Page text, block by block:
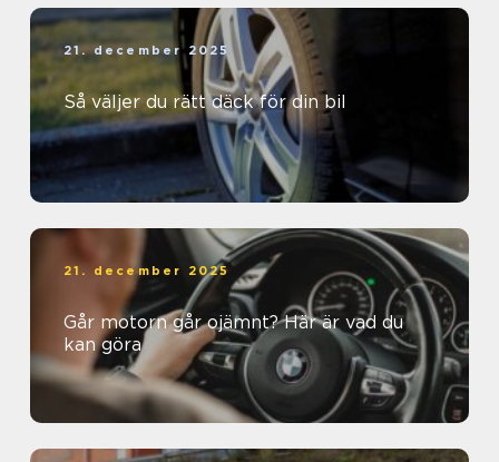
21. december 2025
Så väljer du rätt däck för din bil
21. december 2025
Går motorn går ojämnt? Här är vad du
kan göra